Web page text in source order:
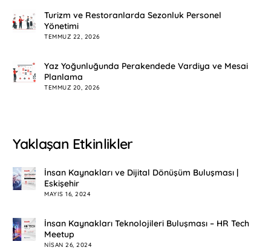
Turizm ve Restoranlarda Sezonluk Personel
Yönetimi
TEMMUZ 22, 2026
Yaz Yoğunluğunda Perakendede Vardiya ve Mesai
Planlama
TEMMUZ 20, 2026
Yaklaşan Etkinlikler
İnsan Kaynakları ve Dijital Dönüşüm Buluşması |
Eskişehir
MAYIS 16, 2024
İnsan Kaynakları Teknolojileri Buluşması – HR Tech
Meetup
NISAN 26, 2024